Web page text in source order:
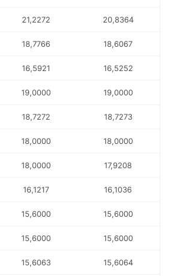
21,2272 20,8364
18,7766 18,6067
16,5921 16,5252
19,0000 19,0000
18,7272 18,7273
18,0000 18,0000
18,0000 17,9208
16,1217 16,1036
15,6000 15,6000
15,6000 15,6000
15,6063 15,6064